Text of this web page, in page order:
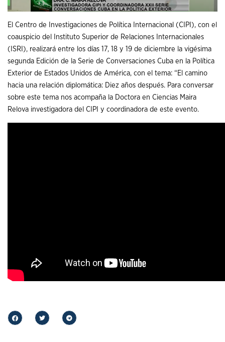
El Centro de Investigaciones de Política Internacional (CIPI), con el
coauspicio del Instituto Superior de Relaciones Internacionales
(ISRI), realizará entre los días 17, 18 y 19 de diciembre la vigésima
segunda Edición de la Serie de Conversaciones Cuba en la Política
Exterior de Estados Unidos de América, con el tema: “El camino
hacia una relación diplomática: Diez años después. Para conversar
sobre este tema nos acompaña la Doctora en Ciencias Maira
Relova investigadora del CIPI y coordinadora de este evento.